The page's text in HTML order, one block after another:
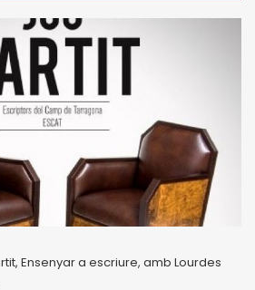
Ensenyar a escriure, amb Lourdes